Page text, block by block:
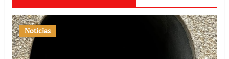
Noticias